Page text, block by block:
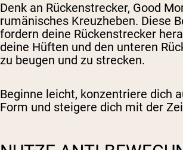
Denk an Rückenstrecker, Good
rumänisches Kreuzheben. Diese
fordern deine Rückenstrecker
deine Hüften und den unteren
zu beugen und zu strecken.
Beginne leicht, konzentriere dich
Form und steigere dich mit der